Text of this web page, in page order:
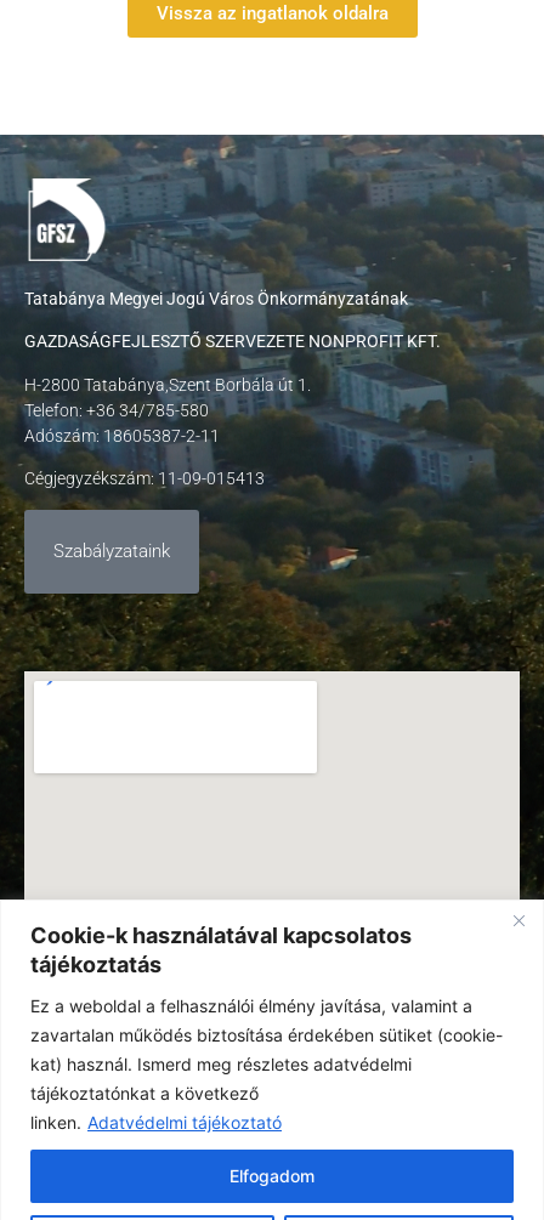
Cookie-k használatával kapcsolatos
tájékoztatás
Ez a weboldal a felhasználói élmény javítása, valamint a
zavartalan működés biztosítása érdekében sütiket (cookie-
kat) használ. Ismerd meg részletes adatvédelmi
tájékoztatónkat a következő
linken. Adatvédelmi tájékoztató
Elfogadom
Vissza az ingatlanok oldalra
Tatabánya Megyei Jogú Város Önkormányzatának
GAZDASÁGFEJLESZTŐ SZERVEZETE NONPROFIT KFT.
H-2800 Tatabánya,Szent Borbála út 1.
Telefon: +36 34/785-580
Adószám: 18605387-2-11
Cégjegyzékszám: 11-09-015413
Szabályzataink